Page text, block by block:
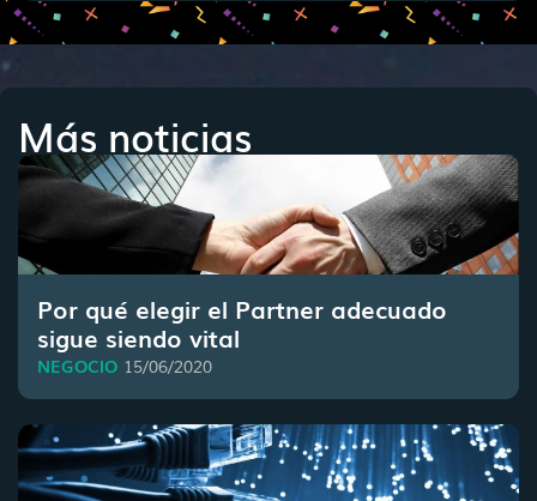
Más noticias
Por qué elegir el Partner adecuado
sigue siendo vital
NEGOCIO 15/06/2020